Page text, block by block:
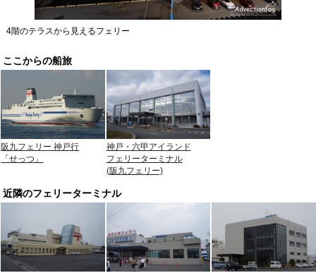
4階のテラスから見えるフェリー
ここからの船旅
阪九フェリー 神戸行
「せっつ」
神戸・六甲アイランド
フェリーターミナル
(阪九フェリー)
近隣のフェリーターミナル